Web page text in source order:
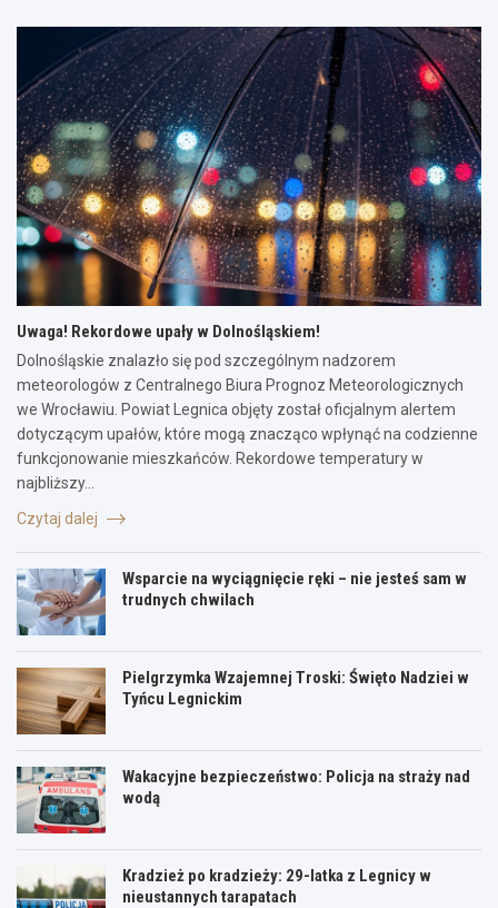
Uwaga! Rekordowe upały w Dolnośląskiem!
Dolnośląskie znalazło się pod szczególnym nadzorem
meteorologów z Centralnego Biura Prognoz Meteorologicznych
we Wrocławiu. Powiat Legnica objęty został oficjalnym alertem
dotyczącym upałów, które mogą znacząco wpłynąć na codzienne
funkcjonowanie mieszkańców. Rekordowe temperatury w
najbliższy…
Czytaj dalej
Wsparcie na wyciągnięcie ręki – nie jesteś sam w
trudnych chwilach
Pielgrzymka Wzajemnej Troski: Święto Nadziei w
Tyńcu Legnickim
Wakacyjne bezpieczeństwo: Policja na straży nad
wodą
Kradzież po kradzieży: 29-latka z Legnicy w
nieustannych tarapatach